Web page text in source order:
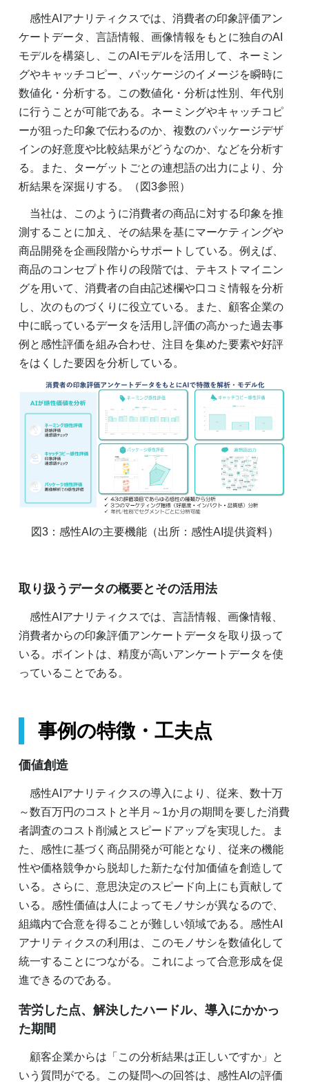
感性AIアナリティクスでは、消費者の印象評価アン
ケートデータ、言語情報、画像情報をもとに独自のAI
モデルを構築し、このAIモデルを活用して、ネーミン
グやキャッチコピー、パッケージのイメージを瞬時に
数値化・分析する。この数値化・分析は性別、年代別
に行うことが可能である。ネーミングやキャッチコピ
ーが狙った印象で伝わるのか、複数のパッケージデザ
インの好意度や比較結果がどうなのか、などを分析す
る。また、ターゲットごとの連想語の出力により、分
析結果を深掘りする。（図3参照）
当社は、このように消費者の商品に対する印象を推
測することに加え、その結果を基にマーケティングや
商品開発を企画段階からサポートしている。例えば、
商品のコンセプト作りの段階では、テキストマイニン
グを用いて、消費者の自由記述欄や口コミ情報を分析
し、次のものづくりに役立ている。また、顧客企業の
中に眠っているデータを活用し評価の高かった過去事
例と感性評価を組み合わせ、注目を集めた要素や好評
をはくした要因を分析している。
図3：感性AIの主要機能（出所：感性AI提供資料）
取り扱うデータの概要とその活用法
感性AIアナリティクスでは、言語情報、画像情報、
消費者からの印象評価アンケートデータを取り扱って
いる。ポイントは、精度が高いアンケートデータを使
っていることである。
事例の特徴・工夫点
価値創造
感性AIアナリティクスの導入により、従来、数十万
～数百万円のコストと半月～1か月の期間を要した消費
者調査のコスト削減とスピードアップを実現した。ま
た、感性に基づく商品開発が可能となり、従来の機能
性や価格競争から脱却した新たな付加価値を創造して
いる。さらに、意思決定のスピード向上にも貢献して
いる。感性価値は人によってモノサシが異なるので、
組織内で合意を得ることが難しい領域である。感性AI
アナリティクスの利用は、このモノサシを数値化して
統一することにつながる。これによって合意形成を促
進できるのである。
苦労した点、解決したハードル、導入にかかっ
た期間
顧客企業からは「この分析結果は正しいですか」と
いう質問がでる。この疑問への回答は、感性AIの評価